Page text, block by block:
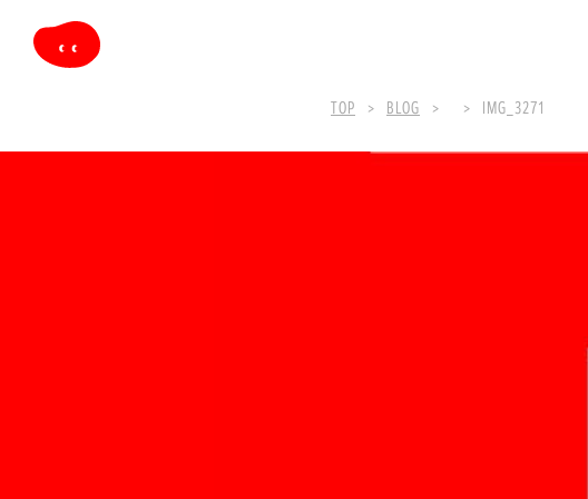
TOP BLOG IMG_3271